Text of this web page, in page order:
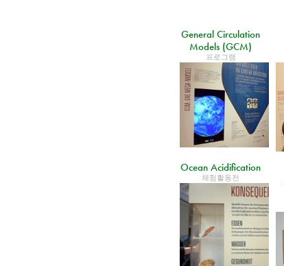
General Circulation
Models (GCM)
프로그램
Ocean Acidification
체험활동전